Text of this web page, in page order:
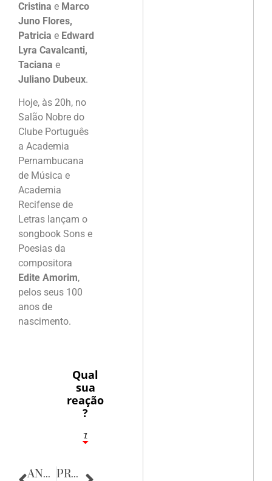
Cristina e Marco
Juno Flores,
Patricia e Edward
Lyra Cavalcanti,
Taciana e
Juliano Dubeux.
Hoje, às 20h, no
Salão Nobre do
Clube Português
a Academia
Pernambucana
de Música e
Academia
Recifense de
Letras lançam o
songbook Sons e
Poesias da
compositora
Edite Amorim,
pelos seus 100
anos de
nascimento.
Qual
sua
reação
?
1
7
ANTERIOR PRÓXIMA